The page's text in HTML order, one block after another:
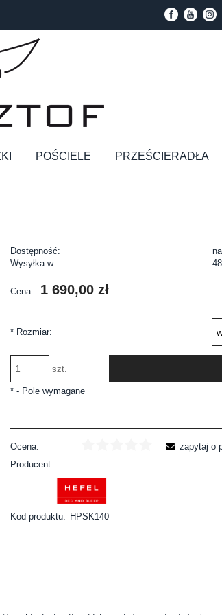
POŚCIELE PRZEŚCIERADŁA
Dostępność:
Wysyłka w:
Cena: 1 690,00 zł
*Rozmiar:
szt.
*- Pole wymagane
Ocena:
Producent:
Kod produktu: HPSK140
zapytaj o